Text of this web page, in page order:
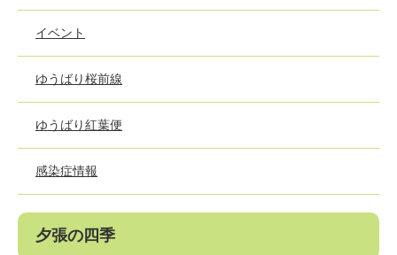
イベント
ゆうばり桜前線
ゆうばり紅葉便
感染症情報
夕張の四季